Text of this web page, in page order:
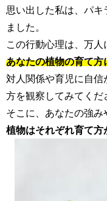
思い出した私は、パキ
ました。
この行動心理は、万人
あなたの植物の育て
対人関係や育児に自信
方を観察してみてくだ
そこに、あなたの強み
植物はそれぞれ育て方